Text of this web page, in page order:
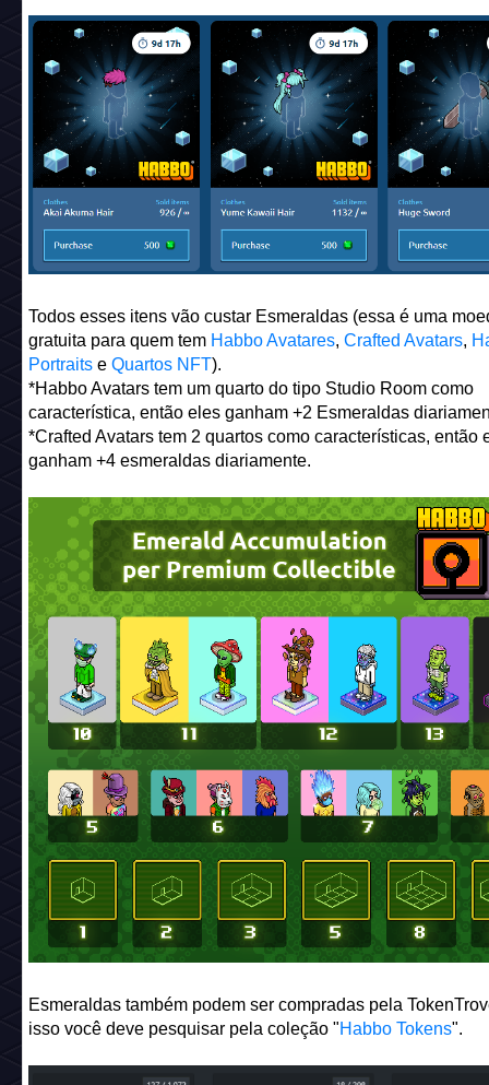
Todos esses itens vão custar Esmeraldas (essa é uma
gratuita para quem tem Habbo Avatares, Crafted Avatars,
Portraitse Quartos NFT).
*Habbo Avatars tem um quarto do tipo Studio Room como
característica, então eles ganham +2 Esmeraldas
*Crafted Avatars tem 2 quartos como características, então
ganham +4 esmeraldas diariamente.
Esmeraldas também podem ser compradas pela
isso você deve pesquisar pela coleção "Habbo Tokens".